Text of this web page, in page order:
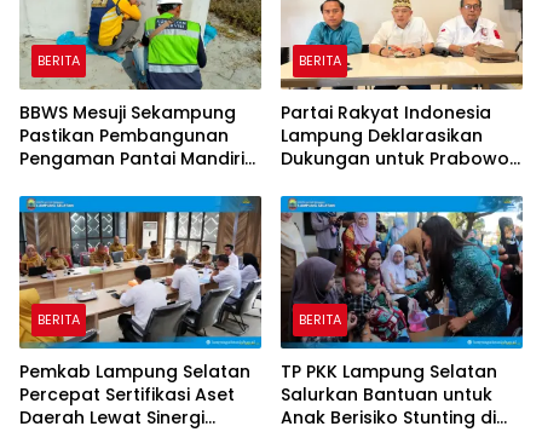
BERITA
BBWS Mesuji Sekampung
Pastikan Pembangunan
Pengaman Pantai Mandiri
Spesifikasi Teknis
BERITA
Partai Rakyat Indonesia
Lampung Deklarasikan
Dukungan untuk Prabowo
BERITA
Pemkab Lampung Selatan
Percepat Sertifikasi Aset
Daerah Lewat Sinergi
BERITA
TP PKK Lampung Selatan
Salurkan Bantuan untuk
Anak Berisiko Stunting di